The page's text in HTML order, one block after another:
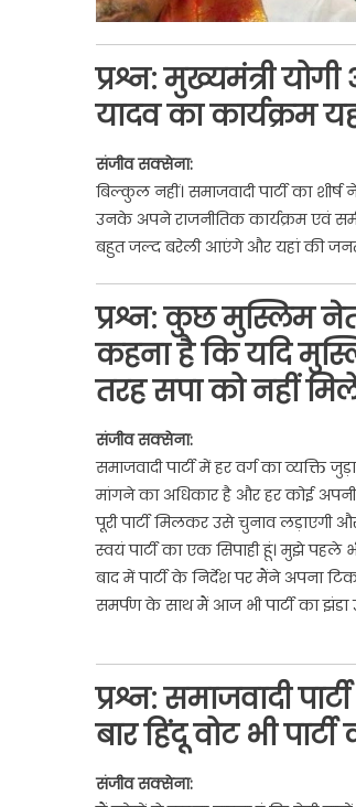
प्रश्न:मुख्यमंत्री
यादव का कार्यक्रम
संजीव सक्सेना:
बिल्कुल नहीं। समाजवादी पार्टी का
उनके अपने राजनीतिक कार्यक्रम एवं
बहुत जल्द बरेली आएंगे और यहां की
प्रश्न:कुछ मुस्लिम
कहना है कि यदि
तरह सपा को नहीं
संजीव सक्सेना:
समाजवादी पार्टी में हर वर्ग का व्यक्ति
मांगने का अधिकार है और हर कोई अपनी
पूरी पार्टी मिलकर उसे चुनाव लड़ाएगी
स्वयं पार्टी का एक सिपाही हूं। मुझे पहले
बाद में पार्टी के निर्देश पर मैंने अपना
समर्पण के साथ मैं आज भी पार्टी का
प्रश्न:समाजवादी
बार हिंदू वोट भी
संजीव सक्सेना: